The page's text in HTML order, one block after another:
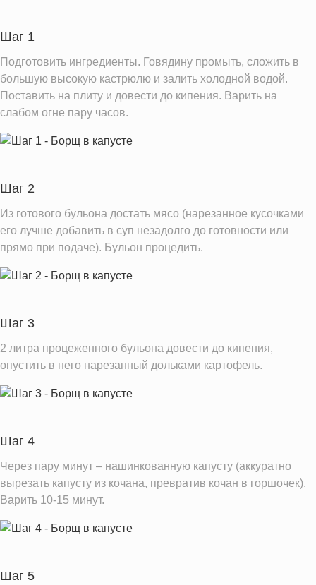
Информация для одной порции
Шаг 1
Подготовить ингредиенты. Говядину промыть, сложить в
большую высокую кастрюлю и залить холодной водой.
Поставить на плиту и довести до кипения. Варить на
слабом огне пару часов.
Шаг 2
Из готового бульона достать мясо (нарезанное кусочками
его лучше добавить в суп незадолго до готовности или
прямо при подаче). Бульон процедить.
Шаг 3
2 литра процеженного бульона довести до кипения,
опустить в него нарезанный дольками картофель.
Шаг 4
Через пару минут – нашинкованную капусту (аккуратно
вырезать капусту из кочана, превратив кочан в горшочек).
Варить 10-15 минут.
Шаг 5